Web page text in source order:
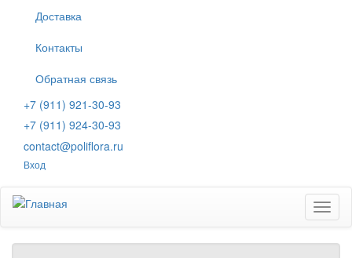
содержанию
Доставка
Контакты
Обратная связь
+7 (911) 921-30-93
+7 (911) 924-30-93
contact@poliflora.ru
Вход